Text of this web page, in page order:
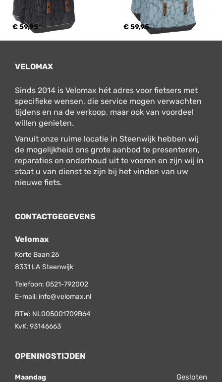
€ 59,95 € 59,95
VELOMAX
Sinds 2014 is Velomax hét adres voor fietsers met
specifieke wensen, die service mogen verwachten
tijdens en na de verkoop, maar ook van voordeel
willen genieten.
Vanuit onze ruime locatie in Steenwijk hebben wij
de mogelijkheid ons grote aanbod te presenteren,
reparaties en onderhoud uit te voeren en zijn wij in
staat u van dienst te zijn bij het vinden van uw
nieuwe fiets.
CONTACTGEGEVENS
Velomax
Korte Baan 26
8331 LA Steenwijk
Telefoon: 0521-792002
E-mail: info@velomax.nl
BTW: NL005001709B64
KvK: 93146663
OPENINGSTIJDEN
Maandag Gesloten